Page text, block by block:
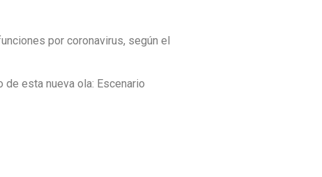
por coronavirus, según el
esta nueva ola: Escenario